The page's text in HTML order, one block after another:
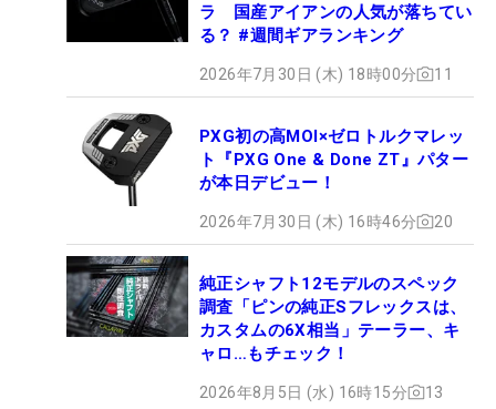
ラ 国産アイアンの人気が落ちてい
る？ #週間ギアランキング
2026年7月30日 (木) 18時00分 11
PXG初の高MOI×ゼロトルクマレッ
ト『PXG One & Done ZT』パター
が本日デビュー！
2026年7月30日 (木) 16時46分 20
純正シャフト12モデルのスペック
調査「ピンの純正Sフレックスは、
カスタムの6X相当」テーラー、キ
ャロ…もチェック！
2026年8月5日 (水) 16時15分 13